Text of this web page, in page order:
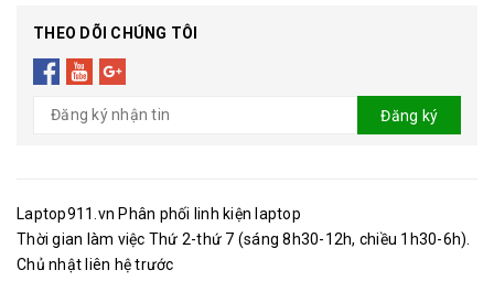
THEO DÕI CHÚNG TÔI
Đăng ký
Laptop911.vn Phân phối linh kiện laptop
Thời gian làm việc Thứ 2-thứ 7 (sáng 8h30-12h, chiều 1h30-6h).
Chủ nhật liên hệ trước